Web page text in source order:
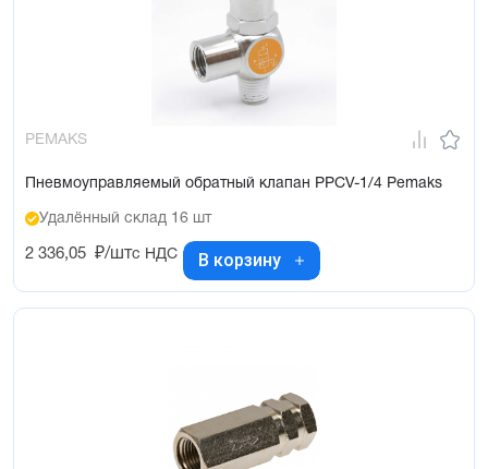
PEMAKS
Пневмоуправляемый обратный клапан PPCV-1/4 Pemaks
Удалённый склад 16 шт
2 336,05 ₽/штс НДС В корзину